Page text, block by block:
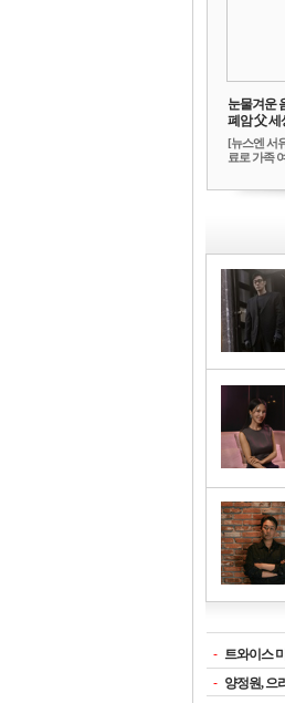
눈물겨운
폐암 父 세
[뉴스엔 서
료로 가족
- 트와이스
- 양정원, 으